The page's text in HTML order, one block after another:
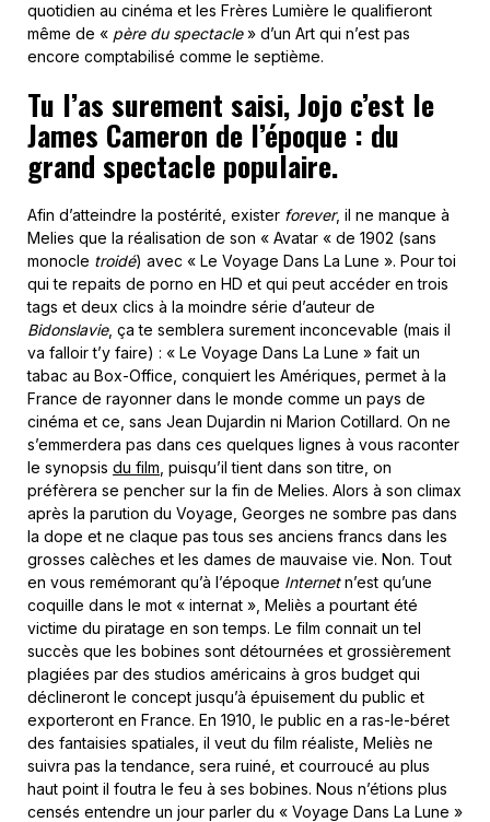
quotidien au cinéma et les Frères Lumière le qualifieront
même de « père du spectacle» d’un Art qui n’est pas
encore comptabilisé comme le septième.
Tu l’as surement saisi, Jojo c’est le
James Cameron de l’époque : du
grand spectacle populaire.
Afin d’atteindre la postérité, exister forever, il ne manque à
Melies que la réalisation de son « Avatar « de 1902 (sans
monocle troidé) avec « Le Voyage Dans La Lune ». Pour toi
qui te repaits de porno en HD et qui peut accéder en trois
tags et deux clics à la moindre série d’auteur de
Bidonslavie, ça te semblera surement inconcevable (mais il
va falloir t’y faire) : « Le Voyage Dans La Lune » fait un
tabac au Box-Office, conquiert les Amériques, permet à la
France de rayonner dans le monde comme un pays de
cinéma et ce, sans Jean Dujardin ni Marion Cotillard. On ne
s’emmerdera pas dans ces quelques lignes à vous raconter
le synopsis du film , puisqu’il tient dans son titre, on
préfèrera se pencher sur la fin de Melies. Alors à son climax
après la parution du Voyage, Georges ne sombre pas dans
la dope et ne claque pas tous ses anciens francs dans les
grosses calèches et les dames de mauvaise vie. Non. Tout
en vous remémorant qu’à l’époque Internetn’est qu’une
coquille dans le mot « internat », Meliès a pourtant été
victime du piratage en son temps. Le film connait un tel
succès que les bobines sont détournées et grossièrement
plagiées par des studios américains à gros budget qui
déclineront le concept jusqu’à épuisement du public et
exporteront en France. En 1910, le public en a ras-le-béret
des fantaisies spatiales, il veut du film réaliste, Meliès ne
suivra pas la tendance, sera ruiné, et courroucé au plus
haut point il foutra le feu à ses bobines. Nous n’étions plus
censés entendre un jour parler du « Voyage Dans La Lune »